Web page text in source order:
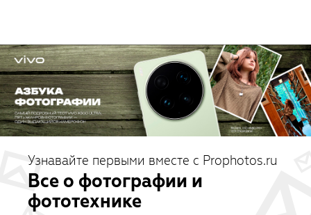
Узнавайте первыми вместе с Prophotos.ru
Все о фотографии и
фототехнике